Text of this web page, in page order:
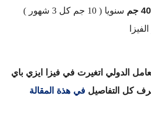
40 جم
سنويا ( 10 جم كل 3 شهور )
الدولي اتغيرت في فيزا ايزي باي
كل التفاصيل في هذة المقالة